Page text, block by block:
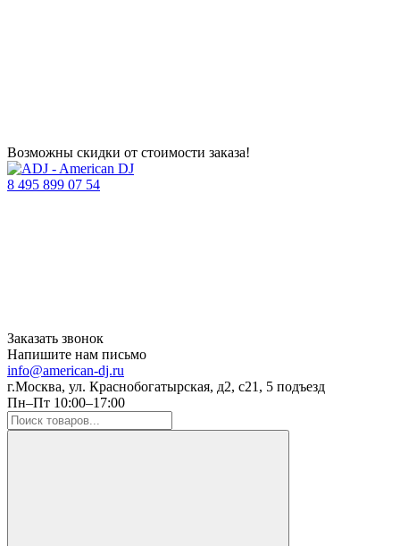
Возможны скидки от стоимости заказа!
8 495 899 07 54
Заказать звонок
Напишите нам письмо
info@american-dj.ru
г.Москва, ул. Краснобогатырская, д2, с21, 5 подъезд
Пн–Пт 10:00–17:00